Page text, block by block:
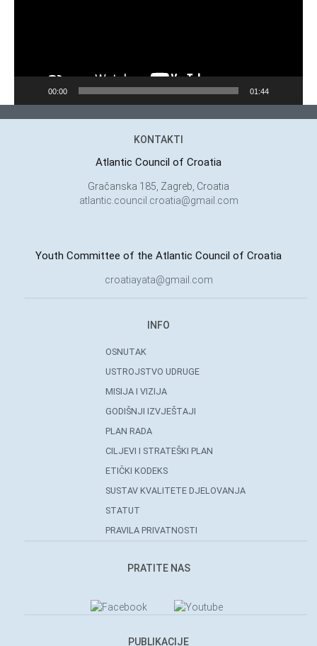
00:00 01:44
KONTAKTI
Atlantic Council of Croatia
Gračanska 185, Zagreb, Croatia
atlantic.council.croatia@gmail.com
Youth Committee of the Atlantic Council of Croatia
croatiayata@gmail.com
INFO
OSNUTAK
USTROJSTVO UDRUGE
MISIJA I VIZIJA
GODIŠNJI IZVJEŠTAJI
PLAN RADA
CILJEVI I STRATEŠKI PLAN
ETIČKI KODEKS
SUSTAV KVALITETE DJELOVANJA
STATUT
PRAVILA PRIVATNOSTI
PRATITE NAS
PUBLIKACIJE